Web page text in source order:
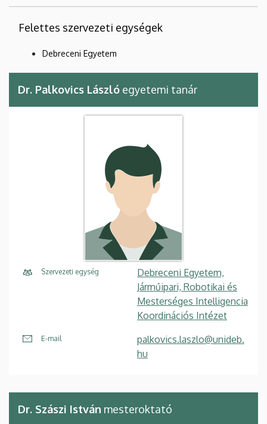
Felettes szervezeti egységek
Debreceni Egyetem
Dr. Palkovics László egyetemi tanár
Szervezeti egység
Debreceni Egyetem,
Járműipari, Robotikai és
Mesterséges Intelligencia
Koordinációs Intézet
E-mail
palkovics.laszlo@unideb.
hu
Dr. Szászi István mesteroktató